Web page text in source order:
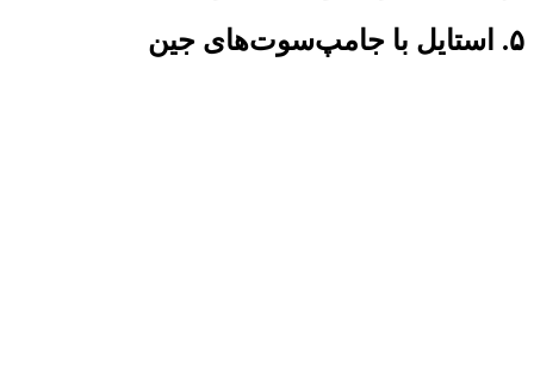
۵. استایل با جامپ‌سوت‌های جین